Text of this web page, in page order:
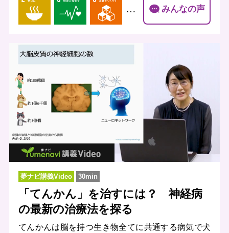
… みんなの声
夢ナビ講義Video 30min
「てんかん」を治すには？ 神経病
の最新の治療法を探る
てんかんは脳を持つ生き物全てに共通する病気で犬